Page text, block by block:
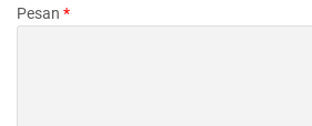
Pesan *